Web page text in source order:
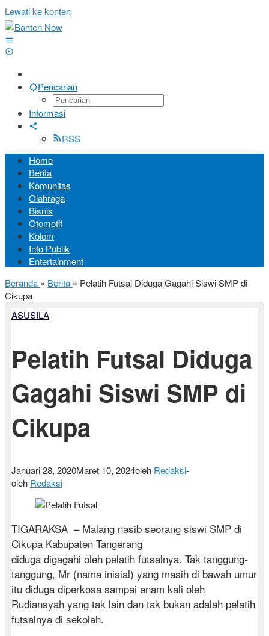
Lewati ke konten
Pencarian
Informasi
RSS
Home
Berita
Komunitas
Olahraga
Bisnis
Otomotif
Kolom
Info Publik
Entertainment
Beranda » Berita » Pelatih Futsal Diduga Gagahi Siswi SMP di
Cikupa
ASUSILA
Pelatih Futsal Diduga
Gagahi Siswi SMP di
Cikupa
Januari 28, 2020Maret 10, 2024oleh Redaksi-
oleh Redaksi
TIGARAKSA – Malang nasib seorang siswi SMP di
Cikupa Kabupaten Tangerang
diduga digagahi oleh pelatih futsalnya. Tak tanggung-
tanggung, Mr (nama inisial) yang masih di bawah umur
itu diduga diperkosa sampai enam kali oleh
Rudiansyah yang tak lain dan tak bukan adalah pelatih
futsalnya di sekolah.